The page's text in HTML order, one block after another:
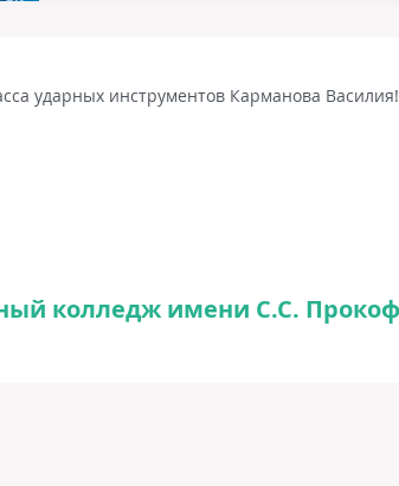
ударных инструментов Карманова Василия!
колледж имени С.С.